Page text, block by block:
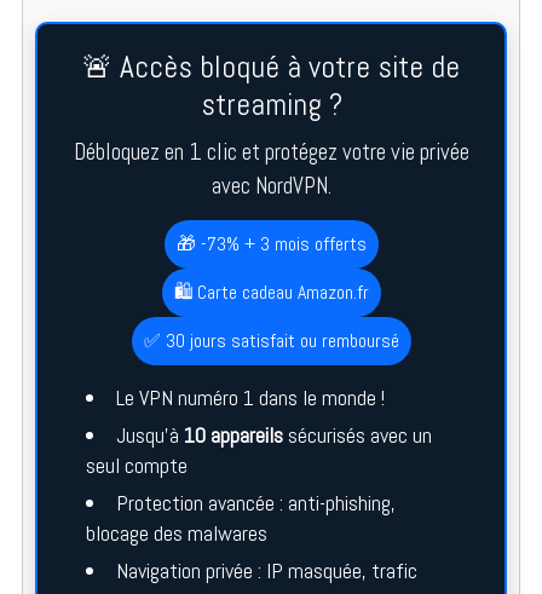
🚨 Accès bloqué à votre site de
streaming ?
Débloquez en 1 clic et protégez votre vie privée
avec NordVPN.
🎁 -73% + 3 mois offerts
🛍️ Carte cadeau Amazon.fr
✅ 30 jours satisfait ou remboursé
Le VPN numéro 1 dans le monde !
Jusqu’à 10 appareilssécurisés avec un
seul compte
Protection avancée : anti-phishing,
blocage des malwares
Navigation privée : IP masquée, trafic